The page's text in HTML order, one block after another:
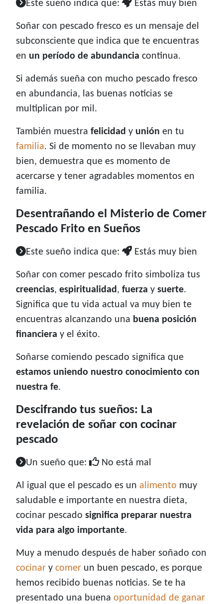
Este sueño indica que: Estás muy bien
Soñar con pescado fresco es un mensaje del
subconsciente que indica que te encuentras
en un período de abundancia continua.
Si además sueña con mucho pescado fresco
en abundancia, las buenas noticias se
multiplican por mil.
También muestra felicidad y unión en tu
familia. Si de momento no se llevaban muy
bien, demuestra que es momento de
acercarse y tener agradables momentos en
familia.
Desentrañando el Misterio de Comer
Pescado Frito en Sueños
Este sueño indica que: Estás muy bien
Soñar con comer pescado frito simboliza tus
creencias, espiritualidad, fuerza y suerte.
Significa que tu vida actual va muy bien te
encuentras alcanzando una buena posición
financiera y el éxito.
Soñarse comiendo pescado significa que
estamos uniendo nuestro conocimiento con
nuestra fe.
Descifrando tus sueños: La
revelación de soñar con cocinar
pescado
Un sueño que: No está mal
Al igual que el pescado es un alimento muy
saludable e importante en nuestra dieta,
cocinar pescado significa preparar nuestra
vida para algo importante.
Muy a menudo después de haber soñado con
cocinar y comer un buen pescado, es porque
hemos recibido buenas noticias. Se te ha
presentado una buena oportunidad de ganar